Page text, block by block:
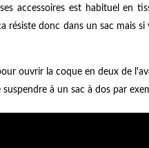
accessoires est habituel en
donc dans un sac mais si
ouvrir la coque en deux de
à un sac à dos par